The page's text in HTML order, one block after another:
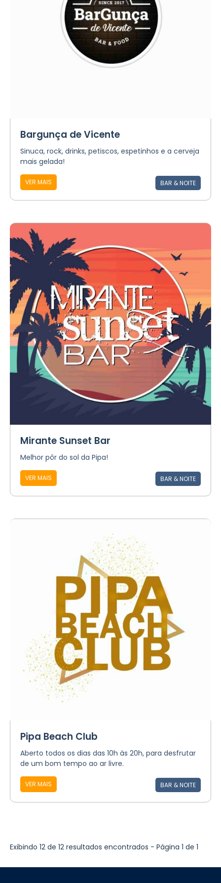
Bargunça de Vicente
Sinuca, rock, drinks, petiscos, espetinhos e a cerveja
mais gelada!
VER MAIS BAR & NOITE
Mirante Sunset Bar
Melhor pôr do sol da Pipa!
VER MAIS BAR & NOITE
Pipa Beach Club
Aberto todos os dias das 10h às 20h, para desfrutar
de um bom tempo ao ar livre.
VER MAIS BAR & NOITE
Exibindo 12 de 12 resultados encontrados - Página 1 de 1